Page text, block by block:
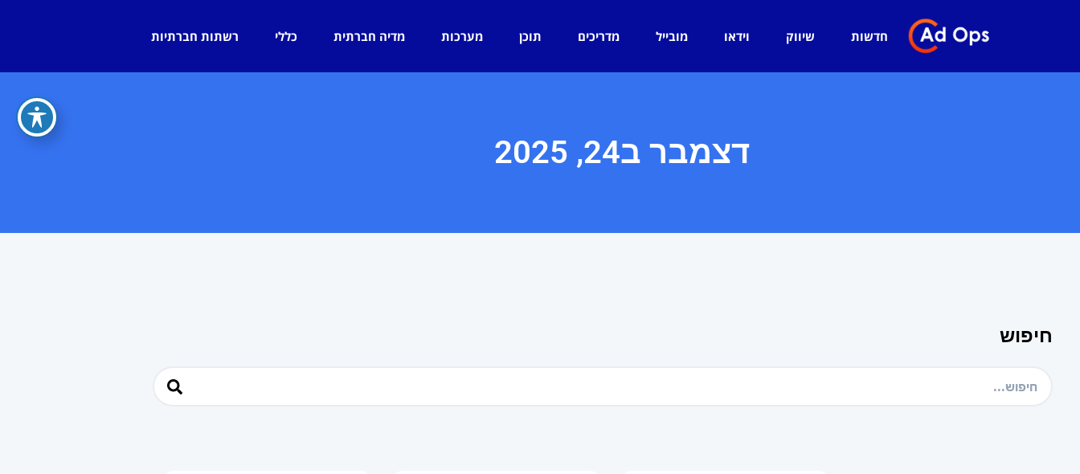
חדשות שיווק וידאו מובייל מדריכים תוכן מערכות מדיה חברתית כללי רשתות חברתיות
דצמבר ב24, 2025
חיפוש